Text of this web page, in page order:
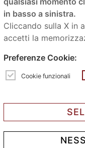
in basso a sinistra.
Cliccando sulla X in
accetti la
Preferenze Cookie:
Cookie funzionali